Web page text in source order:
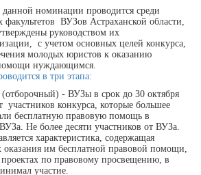
номинации проводится среди
ВУЗов Астраханской области,
руководством их
с учетом основных целей конкурса,
молодых юристов к оказанию
нуждающимся.
в три этапа:
(отборочный) - ВУЗы в срок до 30 октября
участников конкурса, которые большее
бесплатную правовую помощь в
Не более десяти участников от ВУЗа.
характеристика, содержащая
им бесплатной правовой помощи,
по правовому просвещению, в
участие.